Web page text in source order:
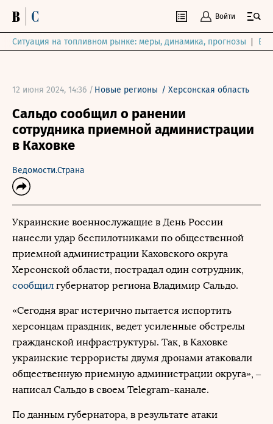
Войти
Ситуация на топливном рынке: меры, динамика, прогнозы
12 июня 2024, 14:36 / Новые регионы / Херсонская область
Сальдо сообщил о ранении
сотрудника приемной администрации
в Каховке
Ведомости.Страна
Украинские военнослужащие в День России
нанесли удар беспилотниками по общественной
приемной администрации Каховского округа
Херсонской области, пострадал один сотрудник,
сообщил губернатор региона Владимир Сальдо.
«Сегодня враг истерично пытается испортить
херсонцам праздник, ведет усиленные обстрелы
гражданской инфраструктуры. Так, в Каховке
украинские террористы двумя дронами атаковали
общественную приемную администрации округа», –
написал Сальдо в своем Telegram-канале.
По данным губернатора, в результате атаки